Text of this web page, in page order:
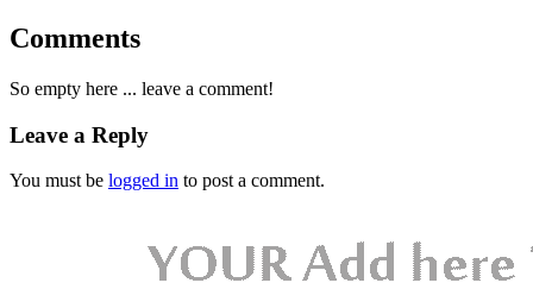
Comments
So empty here ... leave a comment!
Leave a Reply
You must be logged in to post a comment.